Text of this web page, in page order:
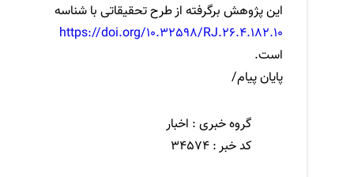
این پژوهش برگرفته از طرح تحقیقاتی با شناسه
https://doi.org/10.32598/RJ.26.4.182.10
است.
پایان پیام/
گروه خبری :اخبار
کد خبر :34574